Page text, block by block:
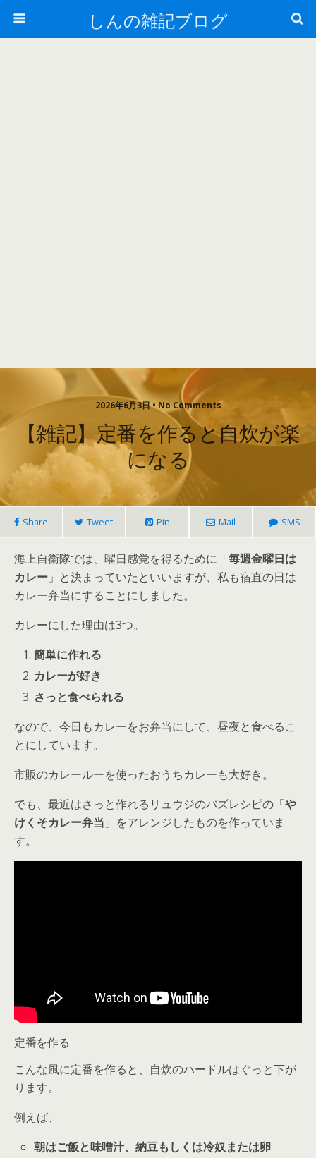
しんの雑記ブログ
2026年6月3日 • No Comments
【雑記】定番を作ると自炊が楽
になる
Share Tweet Pin Mail SMS
海上自衛隊では、曜日感覚を得るために「毎週金曜日は
カレー 」と決まっていたといいますが、私も宿直の日は
カレー弁当にすることにしました。
カレーにした理由は3つ。
簡単に作れる
カレーが好き
さっと食べられる
なので、今日もカレーをお弁当にして、昼夜と食べるこ
とにしています。
市販のカレールーを使ったおうちカレーも大好き。
でも、最近はさっと作れるリュウジのバズレシピの「や
けくそカレー弁当 」をアレンジしたものを作っていま
す。
定番を作る
こんな風に定番を作ると、自炊のハードルはぐっと下が
ります。
例えば、
朝はご飯と味噌汁、納豆もしくは冷奴または卵